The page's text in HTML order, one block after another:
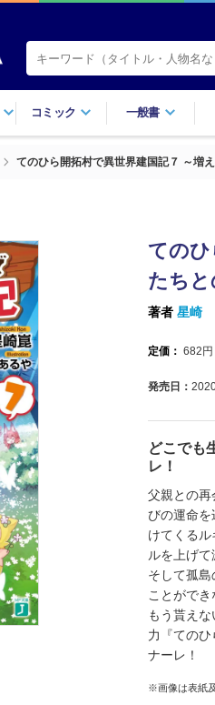
コミック 一般書
てのひら開拓村で異世界建国記７ ～増
てのひ
たちと
著者 星崎
定価： 682
発売日：
どこでも
レ！
父親との再
びの運命を
けてくる
ルを上げ
そして孤
ことがで
もう貰え
力『ての
ナーレ！
※画像は表紙